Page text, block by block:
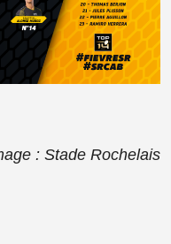
: Stade Rochelais